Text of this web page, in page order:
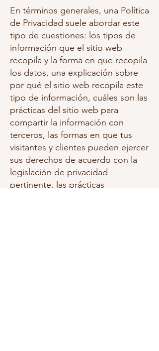
En términos generales, una Política
de Privacidad suele abordar este
tipo de cuestiones: los tipos de
información que el sitio web
recopila y la forma en que recopila
los datos, una explicación sobre
por qué el sitio web recopila este
tipo de información, cuáles son las
prácticas del sitio web para
compartir la información con
terceros, las formas en que tus
visitantes y clientes pueden ejercer
sus derechos de acuerdo con la
legislación de privacidad
pertinente, las prácticas